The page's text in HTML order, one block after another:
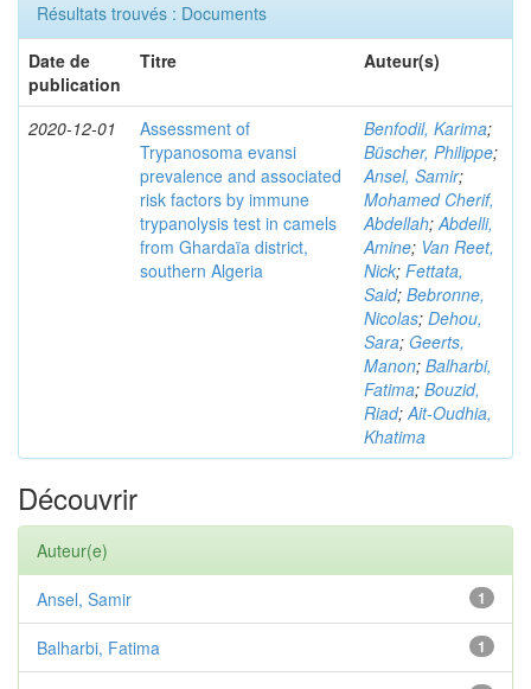
Résultats trouvés : Documents
Date de
publication
Titre Auteur(s)
2020-12-01
Assessment of
Trypanosoma evansi
prevalence and associated
risk factors by immune
trypanolysis test in camels
from Ghardaïa district,
southern Algeria
Benfodil, Karima;
Büscher, Philippe;
Ansel, Samir;
Mohamed Cherif,
Abdellah;Abdelli,
Amine; Van Reet,
Nick; Fettata,
Said; Bebronne,
Nicolas; Dehou,
Sara; Geerts,
Manon; Balharbi,
Fatima; Bouzid,
Riad;Ait-Oudhia,
Khatima
Découvrir
Auteur(e)
1
Ansel, Samir
1
Balharbi, Fatima